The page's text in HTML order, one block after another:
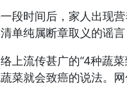
时间后，家人出现营
单纯属断章取义的谣
流传甚广的“4种蔬菜
菜就会致癌的说法。